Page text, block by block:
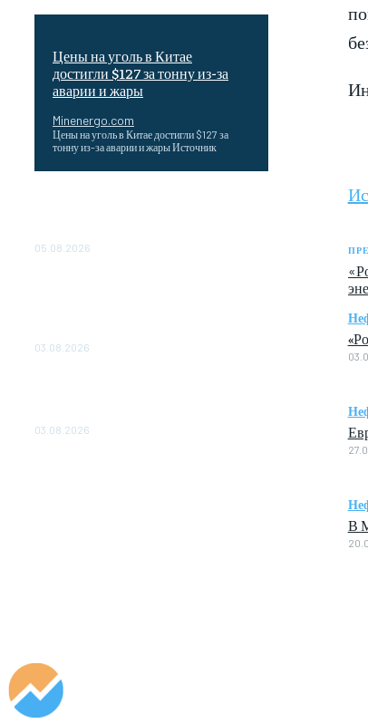
Цены на уголь в Китае
достигли $127 за тонну из-за
аварии и жары
Minenergo.com
Цены на уголь в Китае достигли $127 за
тонну из-за аварии и жары Источник
05.08.2026
03.08.2026
03.08.2026
В